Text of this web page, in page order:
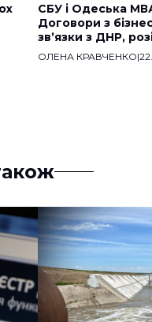
СБУ і Одеська
Договори з
звʼязки з ДНР,
ОЛЕНА КРАВЧЕНКО|